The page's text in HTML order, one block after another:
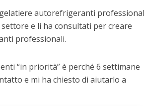
autorefrigeranti
e li ha consultati per creare
professionali.
“in priorità” è perché 6 settimane
e mi ha chiesto di aiutarlo a